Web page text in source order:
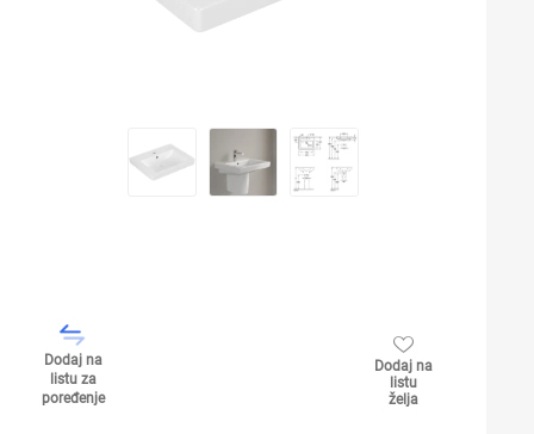
Dodaj na
listu za
poređenje
Dodaj na
listu
želja